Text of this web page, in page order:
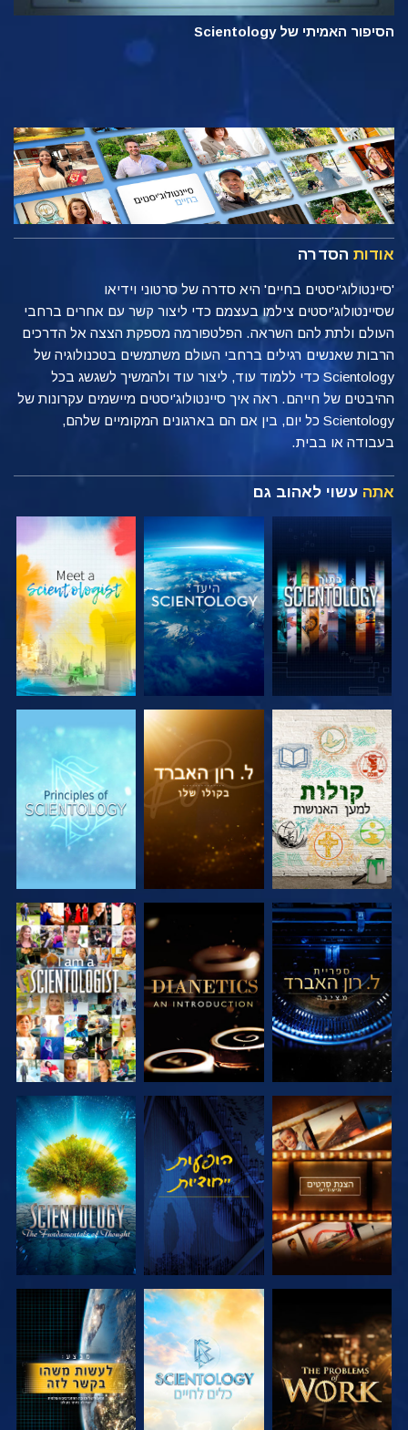
הסיפור האמיתי של Scientology
אודות הסדרה
'סיינטולוג'יסטים בחיים' היא סדרה של סרטוני וידיאו
שסיינטולוג'יסטים צילמו בעצמם כדי ליצור קשר עם אחרים ברחבי
העולם ולתת להם השראה. הפלטפורמה מספקת הצצה אל הדרכים
הרבות שאנשים רגילים ברחבי העולם משתמשים בטכנולוגיה של
Scientology כדי ללמוד עוד, ליצור עוד ולהמשיך לשגשג בכל
ההיבטים של חייהם. ראה איך סיינטולוג'יסטים מיישמים עקרונות של
Scientology כל יום, בין אם הם בארגונים המקומיים שלהם,
בעבודה או בבית.
אתה עשוי לאהוב גם
בדוק את הסדרה בדוק את הסדרה בדוק את הסדרה
בדוק את הסדרה בדוק את הסדרה צפה
בדוק את הסדרה צפה בדוק את הסדרה
בדוק את הסדרה בדוק את הסדרה צפה